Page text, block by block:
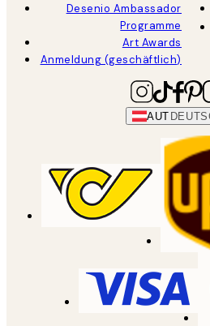
Desenio Ambassador
Programme
Art Awards
Anmeldung (geschäftlich)
AUT